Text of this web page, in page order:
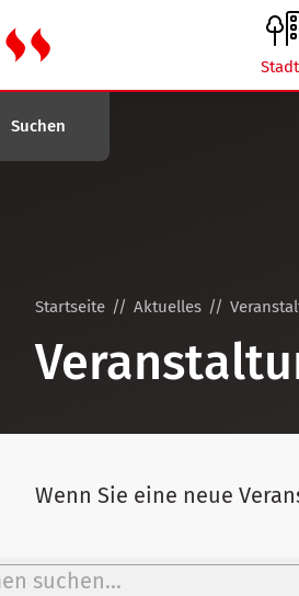
Suchen
Stadt
Startseite Aktuelles
Wenn Sie eine neue